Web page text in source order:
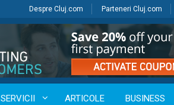
Despre Cluj.com Parteneri Cluj.com
SERVICII ARTICOLE BUSINESS